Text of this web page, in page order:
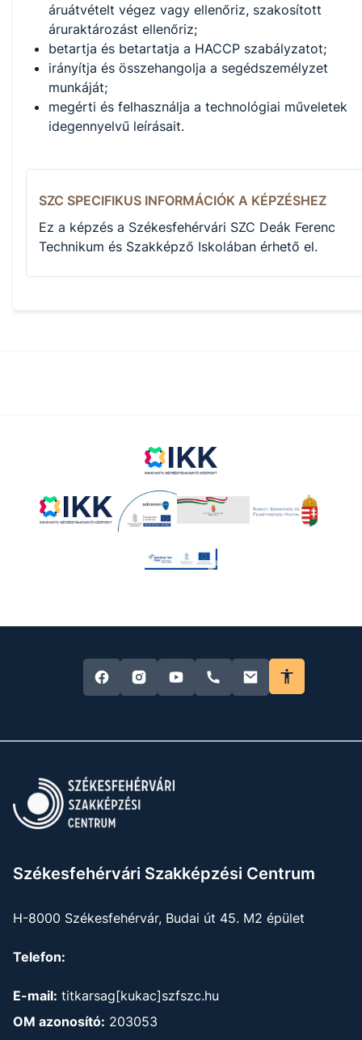
áruátvételt végez vagy ellenőriz, szakosított
áruraktározást ellenőriz;
betartja és betartatja a HACCP szabályzatot;
irányítja és összehangolja a segédszemélyzet
munkáját;
megérti és felhasználja a technológiai műveletek
idegennyelvű leírásait.
SZC SPECIFIKUS INFORMÁCIÓK A KÉPZÉSHEZ
Ez a képzés a Székesfehérvári SZC Deák Ferenc
Technikum és Szakképző Iskolában érhető el.
Székesfehérvári Szakképzési Centrum
H-8000 Székesfehérvár, Budai út 45. M2 épület
Telefon:
E-mail: titkarsag[kukac]szfszc.hu
OM azonosító: 203053